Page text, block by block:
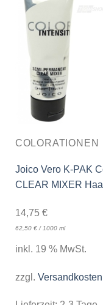
COLORATIONEN
Joico Vero K-PAK
CLEAR MIXER
14,75 €
62,50 €/ 1000 ml
inkl. 19 % MwSt.
zzgl. Versandkosten